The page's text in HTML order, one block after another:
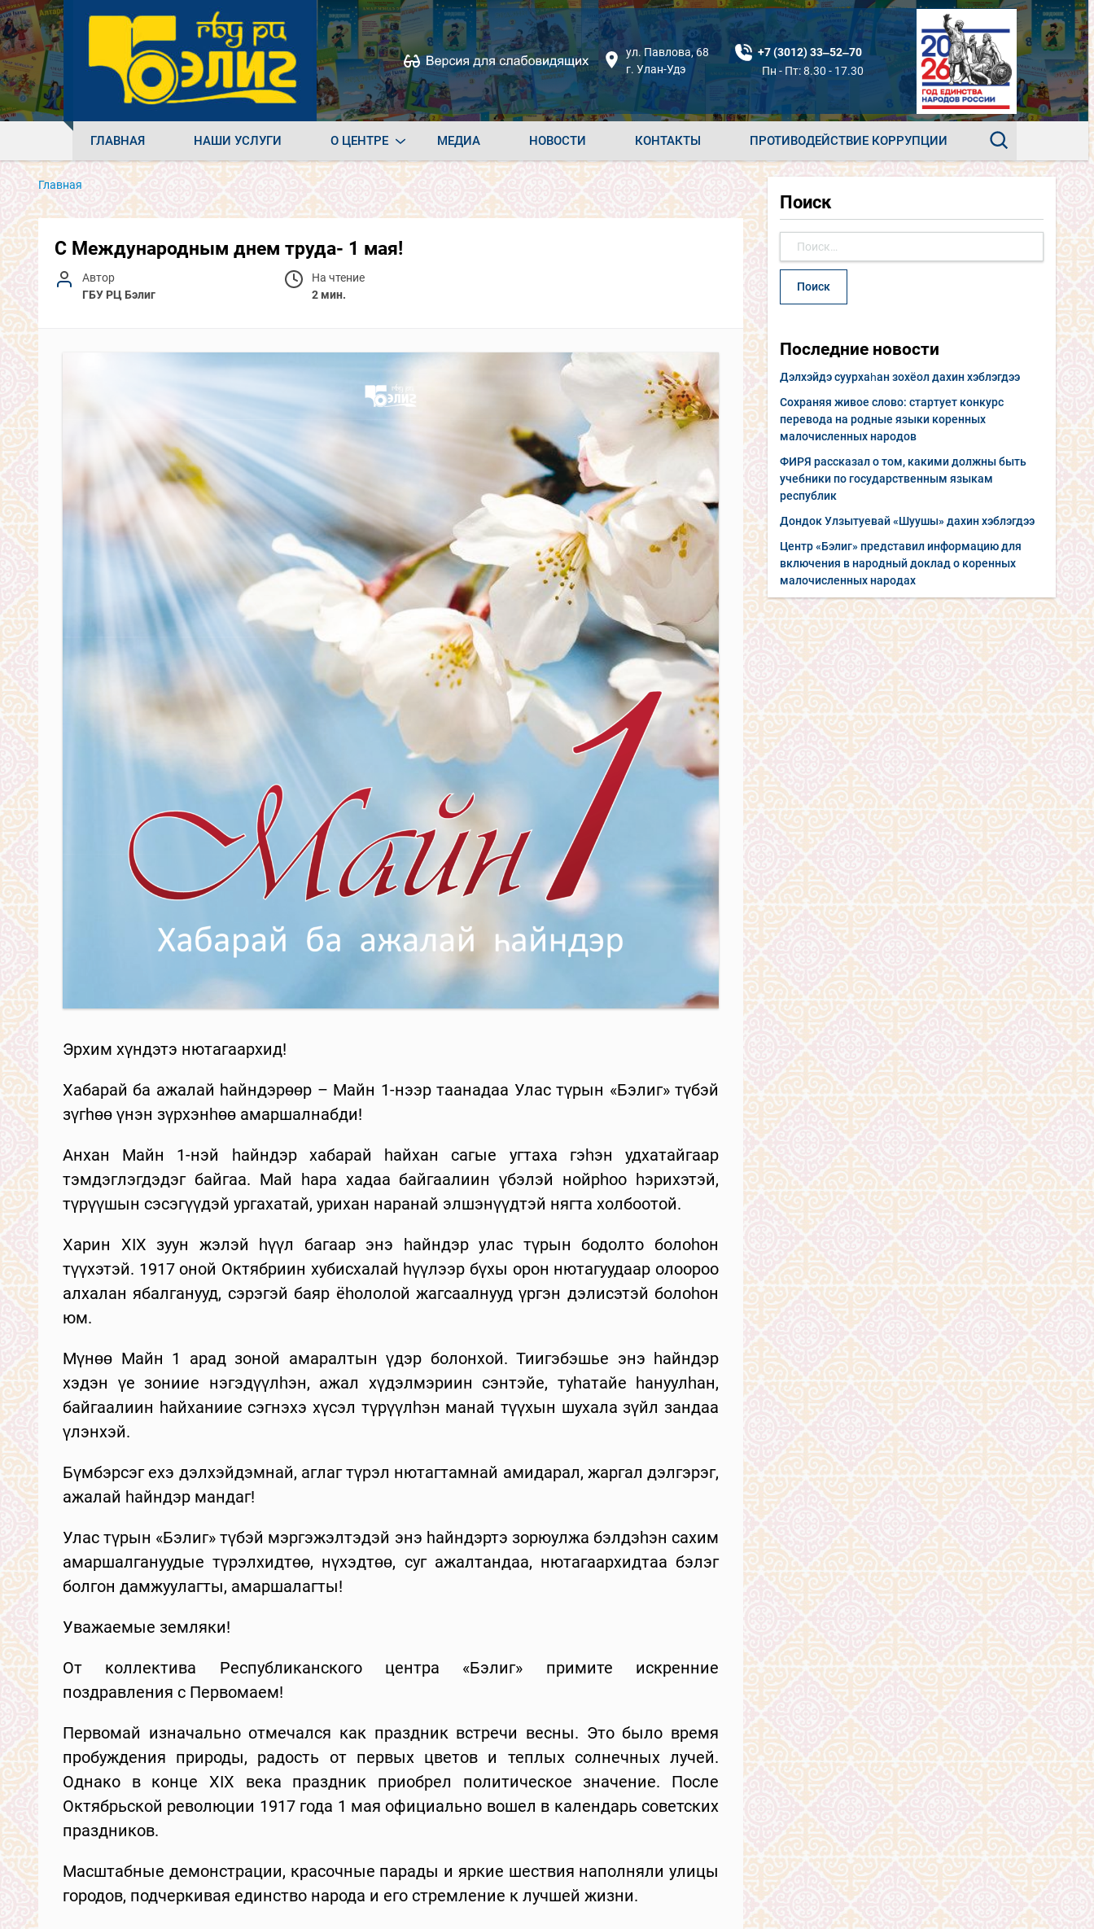
ул. Павлова, 68
г. Улан-Удэ
+7 (3012) 33‒52‒70
Пн - Пт: 8.30 - 17.30
ГЛАВНАЯ НАШИ УСЛУГИ О ЦЕНТРЕ МЕДИА НОВОСТИ КОНТАКТЫ ПРОТИВОДЕЙСТВИЕ КОРРУПЦИИ
Главная
С Международным днем труда- 1 мая!
Автор
ГБУ РЦ Бэлиг
На чтение
2 мин.
Эрхим хүндэтэ нютагаархид!
Хабарай ба ажалай hайндэрөөр – Майн 1-нээр таанадаа Улас түрын «Бэлиг» түбэй
зүгhөө үнэн зүрхэнһөө амаршалнабди!
Анхан Майн 1-нэй һайндэр хабарай һайхан сагые угтаха гэһэн удхатайгаар
тэмдэглэгдэдэг байгаа. Май һара хадаа байгаалиин үбэлэй нойрһоо һэрихэтэй,
түрүүшын сэсэгүүдэй ургахатай, урихан наранай элшэнүүдтэй нягта холбоотой.
Харин XIX зуун жэлэй һүүл багаар энэ һайндэр улас түрын бодолто болоһон
түүхэтэй. 1917 оной Октябриин хубисхалай һүүлээр бүхы орон нютагуудаар олоороо
алхалан ябалганууд, сэрэгэй баяр ёһололой жагсаалнууд үргэн дэлисэтэй болоһон
юм.
Мүнөө Майн 1 арад зоной амаралтын үдэр болонхой. Тиигэбэшье энэ һайндэр
хэдэн үе зониие нэгэдүүлһэн, ажал хүдэлмэриин сэнтэйе, туһатайе һануулһан,
байгаалиин һайханиие сэгнэхэ хүсэл түрүүлһэн манай түүхын шухала зүйл зандаа
үлэнхэй.
Бүмбэрсэг ехэ дэлхэйдэмнай, аглаг түрэл нютагтамнай амидарал, жаргал дэлгэрэг,
ажалай һайндэр мандаг!
Улас түрын «Бэлиг» түбэй мэргэжэлтэдэй энэ hайндэртэ зорюулжа бэлдэһэн сахим
амаршалгануудые түрэлхидтөө, нүхэдтөө, суг ажалтандаа, нютагаархидтаа бэлэг
болгон дамжуулагты, амаршалагты!
Уважаемые земляки!
От коллектива Республиканского центра «Бэлиг» примите искренние
поздравления с Первомаем!
Первомай изначально отмечался как праздник встречи весны. Это было время
пробуждения природы, радость от первых цветов и теплых солнечных лучей.
Однако в конце XIX века праздник приобрел политическое значение. После
Октябрьской революции 1917 года 1 мая официально вошел в календарь советских
праздников.
Масштабные демонстрации, красочные парады и яркие шествия наполняли улицы
городов, подчеркивая единство народа и его стремление к лучшей жизни.
Поиск
Последние новости
Дэлхэйдэ суурхаһан зохёол дахин хэблэгдээ
Сохраняя живое слово: стартует конкурс
перевода на родные языки коренных
малочисленных народов
ФИРЯ рассказал о том, какими должны быть
учебники по государственным языкам
республик
Дондок Улзытуевай «Шуушы» дахин хэблэгдээ
Центр «Бэлиг» представил информацию для
включения в народный доклад о коренных
малочисленных народах